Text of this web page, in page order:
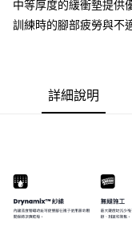
請求用戶進行身份認證。
５．嚴禁一人註冊多個帳
中等厚度的緩衝墊提供
訓練時的腳部疲勞與不
詳細說明